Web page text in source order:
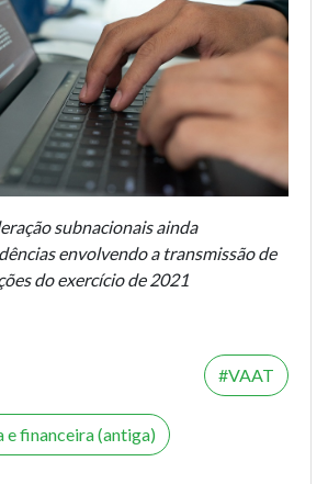
subnacionais ainda
envolvendo a transmissão de
do exercício de 2021
VAAT
e financeira (antiga)